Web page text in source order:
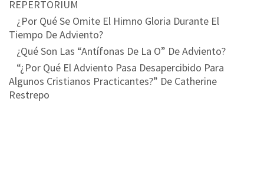
REPERTORIUM
¿Por Qué Se Omite El Himno Gloria Durante El
Tiempo De Adviento?
¿Qué Son Las “Antífonas De La O” De Adviento?
“¿Por Qué El Adviento Pasa Desapercibido Para
Algunos Cristianos Practicantes?” De Catherine
Restrepo